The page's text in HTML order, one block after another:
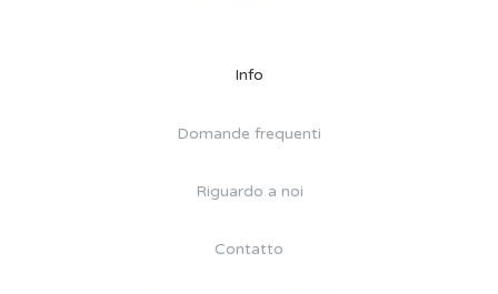
Info
Domande frequenti
Riguardo a noi
Contatto